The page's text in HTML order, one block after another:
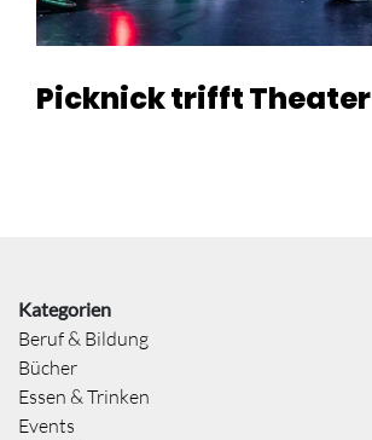
Picknick trifft Theater
Kategorien
Beruf & Bildung
Bücher
Essen & Trinken
Events